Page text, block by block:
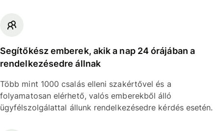
Segítőkész emberek, akik a nap 24 órájában a
rendelkezésedre állnak
Több mint 1000 csalás elleni szakértővel és a
folyamatosan elérhető, valós emberekből álló
ügyfélszolgálattal állunk rendelkezésedre kérdés esetén.